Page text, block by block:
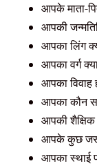
आपके माता-
आपकी
आपका लिंग
आपका वर्ग
आपका विवाह
आपका कौन
आपकी शैक्षिक
आपके कुछ
आपका स्थाई